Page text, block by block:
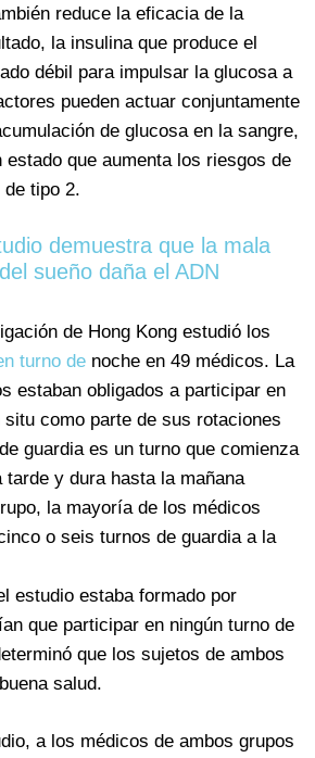
reduce la eficacia de la
la insulina que produce el
débil para impulsar la glucosa a
pueden actuar conjuntamente
de glucosa en la sangre,
estado que aumenta los riesgos de
tipo 2.
demuestra que la mala
sueño daña el ADN
de Hong Kong estudió los
turno de noche en 49 médicos. La
estaban obligados a participar en
como parte de sus rotaciones
guardia es un turno que comienza
tarde y dura hasta la mañana
la mayoría de los médicos
o seis turnos de guardia a la
estudio estaba formado por
que participar en ningún turno de
que los sujetos de ambos
salud.
a los médicos de ambos grupos